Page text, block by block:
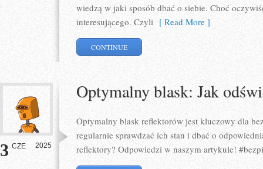
wiedzą w jaki sposób dbać o siebie. Choć
interesującego. Czyli [ Read More ]
CONTINUE
3 CZE 2025
Optymalny blask: Jak
Optymalny blask reflektorów jest kluczowy dla
regularnie sprawdzać ich stan i dbać o
reflektory? Odpowiedzi w naszym artykule!